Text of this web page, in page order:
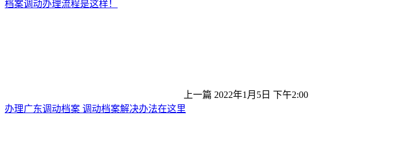
档案调动办理流程是这样！
上一篇 2022年1月5日 下午2:00
办理广东调动档案 调动档案解决办法在这里